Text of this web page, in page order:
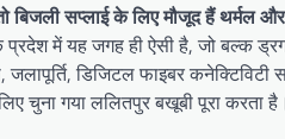
सप्लाई के लिए मौजूद हैं थर्मल
में यह जगह ही ऐसी है, जो बल्क
जलापूर्ति, डिजिटल फाइबर
चुना गया ललितपुर बखूबी पूरा करता है।